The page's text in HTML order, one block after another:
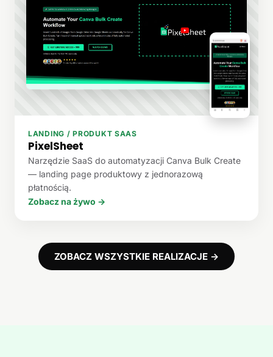
LANDING / PRODUKT SAAS
PixelSheet
Narzędzie SaaS do automatyzacji Canva Bulk Create
— landing page produktowy z jednorazową
płatnością.
Zobacz na żywo →
ZOBACZ WSZYSTKIE REALIZACJE →